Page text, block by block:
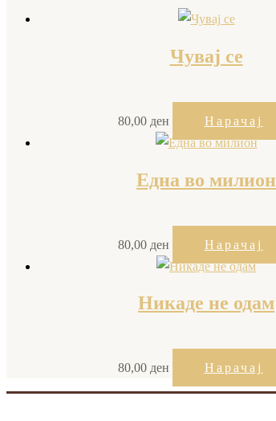
Чувај се
80,00 ден Нарачај
Една во милион
80,00 ден Нарачај
Никаде не одам
80,00 ден Нарачај